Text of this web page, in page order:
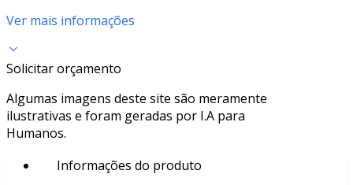
Ver mais informações
Solicitar orçamento
Algumas imagens deste site são meramente
ilustrativas e foram geradas por I.A para
Humanos.
Informações do produto